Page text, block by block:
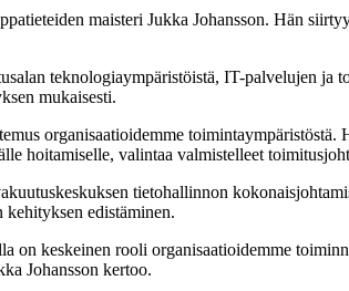
maisteri Jukka Johansson. Hän
teknologiaympäristöistä, IT-palvelujen ja
mukaisesti.
organisaatioidemme
hoitamiselle, valintaa valmistelleet
tietohallinnon
edistäminen.
on keskeinen rooli organisaatioidemme
Johansson kertoo.